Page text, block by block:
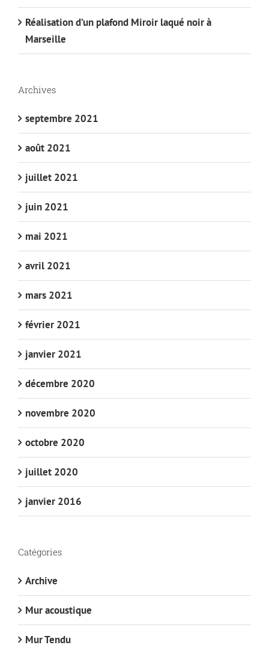
Réalisation d’un plafond Miroir laqué noir à
Marseille
Archives
septembre 2021
août 2021
juillet 2021
juin 2021
mai 2021
avril 2021
mars 2021
février 2021
janvier 2021
décembre 2020
novembre 2020
octobre 2020
juillet 2020
janvier 2016
Catégories
Archive
Mur acoustique
Mur Tendu